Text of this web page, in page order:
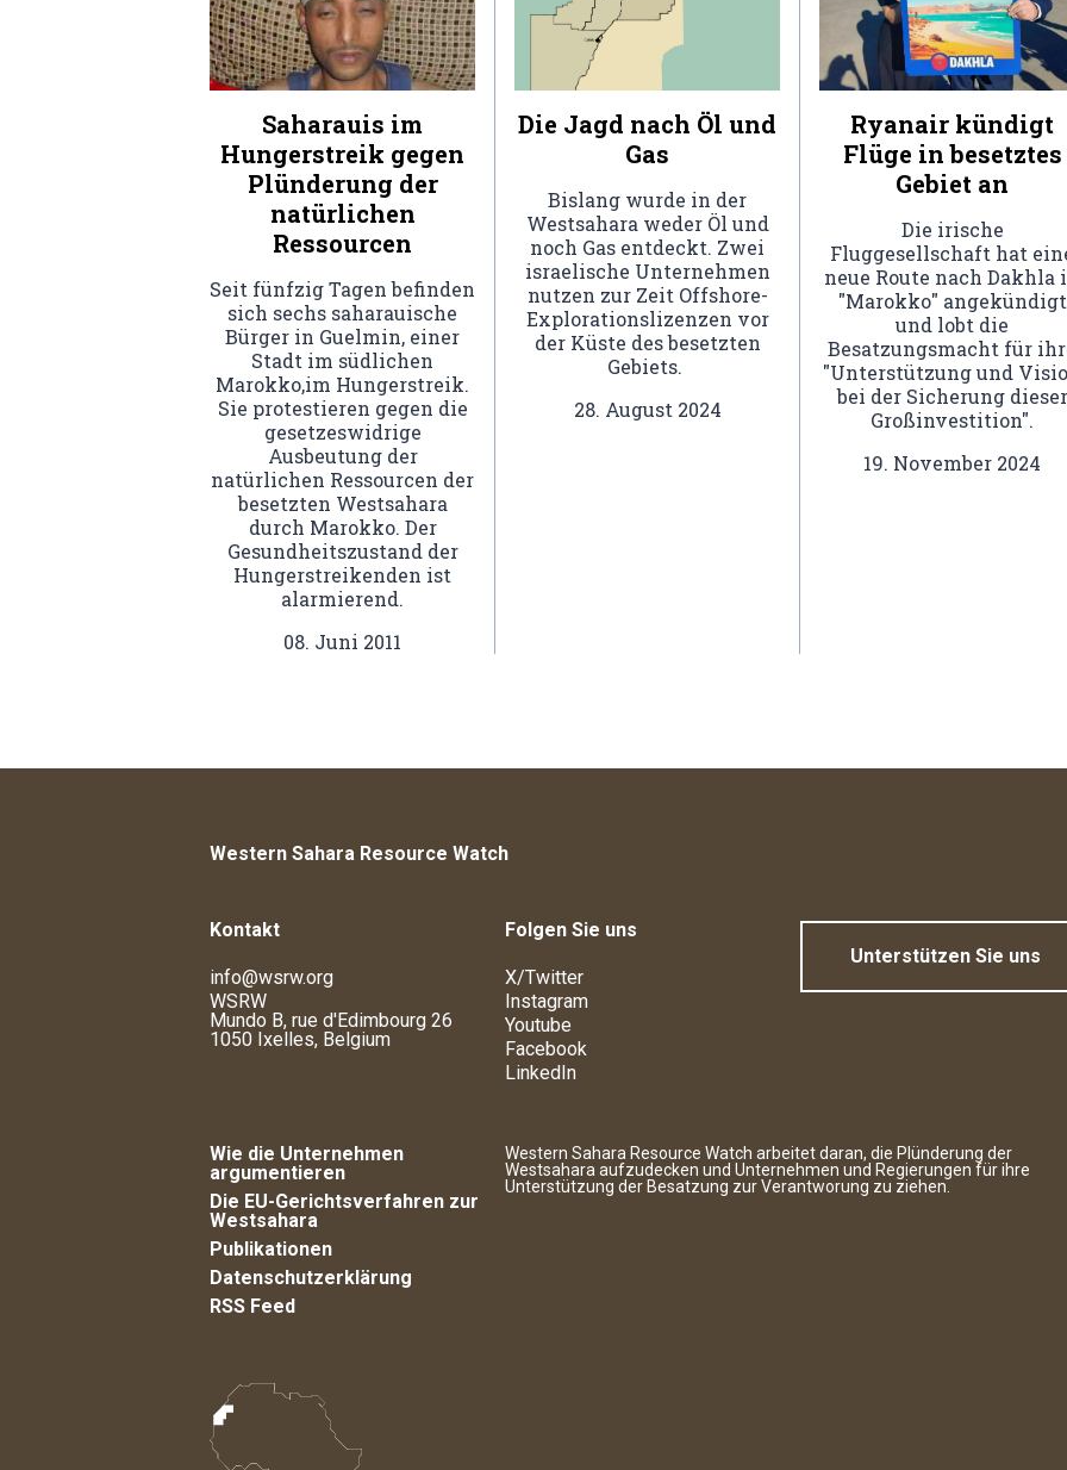
Saharauis im
Hungerstreik gegen
Plünderung der
natürlichen
Ressourcen
Seit fünfzig Tagen befinden
sich sechs saharauische
Bürger in Guelmin, einer
Stadt im südlichen
Marokko,im Hungerstreik.
Sie protestieren gegen die
gesetzeswidrige
Ausbeutung der
natürlichen Ressourcen der
besetzten Westsahara
durch Marokko. Der
Gesundheitszustand der
Hungerstreikenden ist
alarmierend.
08. Juni 2011
Die Jagd nach Öl und
Gas
Bislang wurde in der
Westsahara weder Öl und
noch Gas entdeckt. Zwei
israelische Unternehmen
nutzen zur Zeit Offshore-
Explorationslizenzen vor
der Küste des besetzten
Gebiets.
28. August 2024
Ryanair kündigt
Flüge in besetztes
Gebiet an
Die irische
Fluggesellschaft hat
neue Route nach Dakhla
"Marokko" angekündigt
und lobt die
Besatzungsmacht für
"Unterstützung und
bei der Sicherung dieser
Großinvestition".
19. November 2024
Western Sahara Resource Watch
Kontakt
info@wsrw.org
WSRW
Mundo B, rue d'Edimbourg 26
1050 Ixelles, Belgium
Folgen Sie uns
X/Twitter
Instagram
Youtube
Facebook
LinkedIn
Unterstützen Sie uns
Wie die Unternehmen
argumentieren
Die EU-Gerichtsverfahren zur
Westsahara
Publikationen
Datenschutzerklärung
RSS Feed
Western Sahara Resource Watch arbeitet daran, die Plünderung der
Westsahara aufzudecken und Unternehmen und Regierungen für ihre
Unterstützung der Besatzung zur Verantworung zu ziehen.